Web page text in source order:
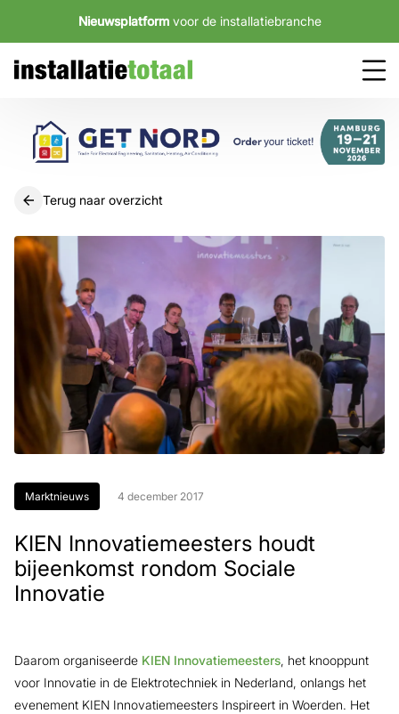
Nieuwsplatform voor de installatiebranche
Terug naar overzicht
Marktnieuws 4 december 2017
KIEN Innovatiemeesters houdt
bijeenkomst rondom Sociale
Innovatie
Daarom organiseerde KIEN Innovatiemeesters, het knooppunt
voor Innovatie in de Elektrotechniek in Nederland, onlangs het
evenement KIEN Innovatiemeesters Inspireert in Woerden. Het